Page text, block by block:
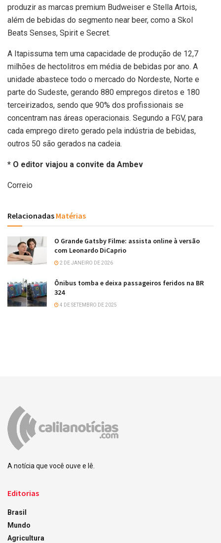
produzir as marcas premium Budweiser e Stella Artois,
além de bebidas do segmento near beer, como a Skol
Beats Senses, Spirit e Secret.
A Itapissuma tem uma capacidade de produção de 12,7
milhões de hectolitros em média de bebidas por ano. A
unidade abastece todo o mercado do Nordeste, Norte e
parte do Sudeste, gerando 880 empregos diretos e 180
terceirizados, sendo que 90% dos profissionais se
concentram nas áreas operacionais. Segundo a FGV, para
cada emprego direto gerado pela indústria de bebidas,
outros 50 são gerados na cadeia.
* O editor viajou a convite da Ambev
Correio
Relacionadas Matérias
O Grande Gatsby Filme: assista online à versão
com Leonardo DiCaprio
2 DE JANEIRO DE 2026
Ônibus tomba e deixa passageiros feridos na BR
324
4 DE SETEMBRO DE 2025
A notícia que você ouve e lê.
Editorias
Brasil
Mundo
Agricultura